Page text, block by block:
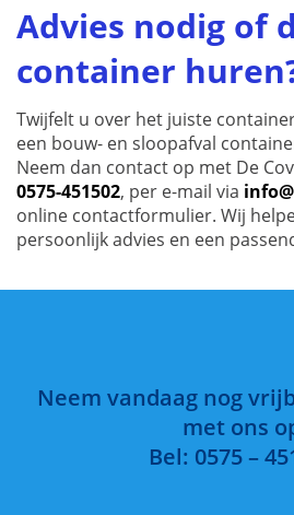
Advies nodig of
container
Twijfelt u over het juiste
een bouw- en sloopafval
Neem dan contact op met De
0575-451502, per e-mail via
online contactformulier. Wij
persoonlijk advies en een
Neem vandaag nog
met ons
Bel: 0575 –